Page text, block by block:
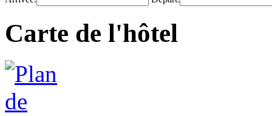
Carte de l'hôtel